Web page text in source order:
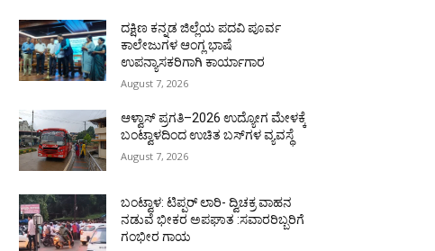
ದಕ್ಷಿಣ ಕನ್ನಡ ಜಿಲ್ಲೆಯ ಪದವಿ ಪೂರ್ವ
ಕಾಲೇಜುಗಳ ಆಂಗ್ಲ ಭಾಷೆ
ಉಪನ್ಯಾಸಕರಿಗಾಗಿ ಕಾರ್ಯಾಗಾರ
August 7, 2026
ಆಳ್ವಾಸ್ ಪ್ರಗತಿ–2026 ಉದ್ಯೋಗ ಮೇಳಕ್ಕೆ
ಬಂಟ್ವಾಳದಿಂದ ಉಚಿತ ಬಸ್‌ಗಳ ವ್ಯವಸ್ಥೆ
August 7, 2026
ಬಂಟ್ವಾಳ: ಟಿಪ್ಪರ್ ಲಾರಿ- ದ್ವಿಚಕ್ರ ವಾಹನ
ನಡುವೆ ಭೀಕರ ಅಪಘಾತ :ಸವಾರರಿಬ್ಬರಿಗೆ
ಗಂಭೀರ ಗಾಯ